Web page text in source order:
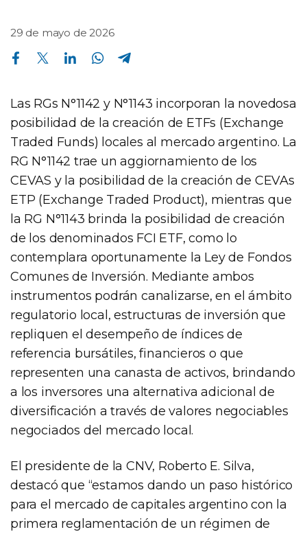
29 de mayo de 2026
Compartir en Facebook Compartir en Twitter Compartir en Linkedin Compartir en Whatsapp
Las RGs N°1142 y N°1143 incorporan la novedosa
posibilidad de la creación de ETFs (Exchange
Traded Funds) locales al mercado argentino. La
RG N°1142 trae un aggiornamiento de los
CEVAS y la posibilidad de la creación de CEVAs
ETP (Exchange Traded Product), mientras que
la RG N°1143 brinda la posibilidad de creación
de los denominados FCI ETF, como lo
contemplara oportunamente la Ley de Fondos
Comunes de Inversión. Mediante ambos
instrumentos podrán canalizarse, en el ámbito
regulatorio local, estructuras de inversión que
repliquen el desempeño de índices de
referencia bursátiles, financieros o que
representen una canasta de activos, brindando
a los inversores una alternativa adicional de
diversificación a través de valores negociables
negociados del mercado local.
El presidente de la CNV, Roberto E. Silva,
destacó que “estamos dando un paso histórico
para el mercado de capitales argentino con la
primera reglamentación de un régimen de